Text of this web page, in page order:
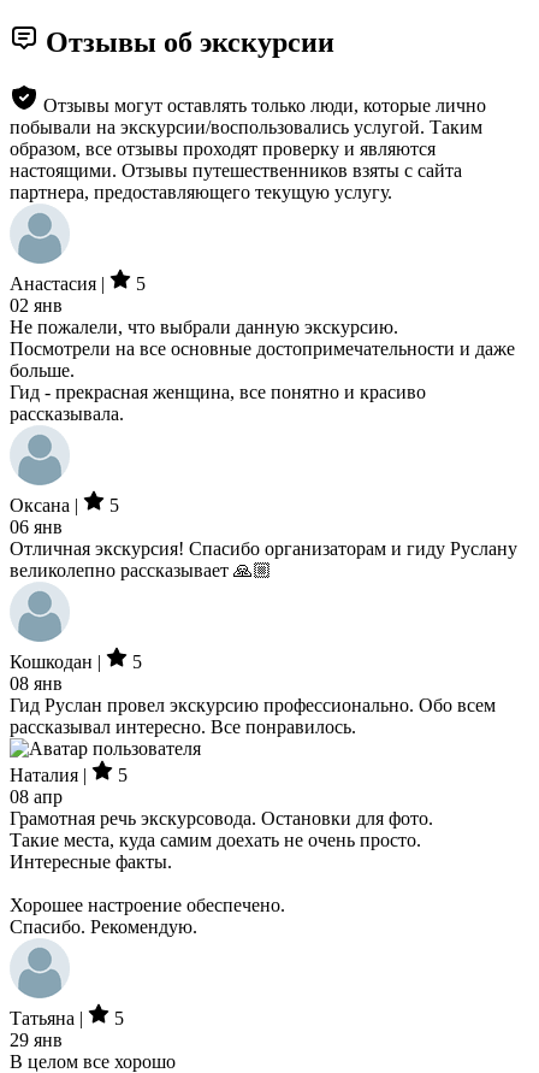
Отзывы об экскурсии
Отзывы могут оставлять только люди, которые лично
побывали на экскурсии/воспользовались услугой. Таким
образом, все отзывы проходят проверку и являются
настоящими. Отзывы путешественников взяты с сайта
партнера, предоставляющего текущую услугу.
Анастасия |
5
02 янв
Не пожалели, что выбрали данную экскурсию.
Посмотрели на все основные достопримечательности и даже
больше.
Гид - прекрасная женщина, все понятно и красиво
рассказывала.
Оксана |
5
06 янв
Отличная экскурсия! Спасибо организаторам и гиду Руслану
великолепно рассказывает 🙏🏼
Кошкодан |
5
08 янв
Гид Руслан провел экскурсию профессионально. Обо всем
рассказывал интересно. Все понравилось.
Наталия |
5
08 апр
Грамотная речь экскурсовода. Остановки для фото.
Такие места, куда самим доехать не очень просто.
Интересные факты.
Хорошее настроение обеспечено.
Спасибо. Рекомендую.
Татьяна |
5
29 янв
В целом все хорошо